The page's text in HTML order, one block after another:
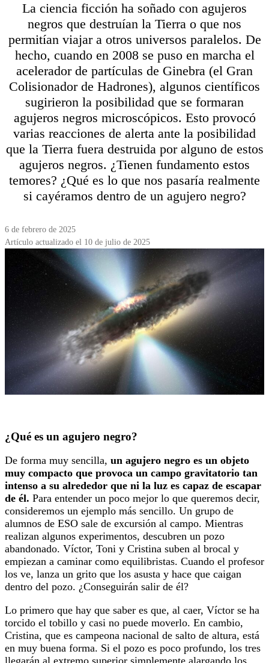
La ciencia ficción ha soñado con agujeros
negros que destruían la Tierra o que nos
permitían viajar a otros universos paralelos. De
hecho, cuando en 2008 se puso en marcha el
acelerador de partículas de Ginebra (el Gran
Colisionador de Hadrones), algunos científicos
sugirieron la posibilidad que se formaran
agujeros negros microscópicos. Esto provocó
varias reacciones de alerta ante la posibilidad
que la Tierra fuera destruida por alguno de estos
agujeros negros. ¿Tienen fundamento estos
temores? ¿Qué es lo que nos pasaría realmente
si cayéramos dentro de un agujero negro?
6 de febrero de 2025
Artículo actualizado el 10 de julio de 2025
¿Qué es un agujero negro?
De forma muy sencilla, un agujero negro es un objeto
muy compacto que provoca un campo gravitatorio tan
intenso a su alrededor que ni la luz es capaz de escapar
de él. Para entender un poco mejor lo que queremos decir,
consideremos un ejemplo más sencillo. Un grupo de
alumnos de ESO sale de excursión al campo. Mientras
realizan algunos experimentos, descubren un pozo
abandonado. Víctor, Toni y Cristina suben al brocal y
empiezan a caminar como equilibristas. Cuando el profesor
los ve, lanza un grito que los asusta y hace que caigan
dentro del pozo. ¿Conseguirán salir de él?
Lo primero que hay que saber es que, al caer, Víctor se ha
torcido el tobillo y casi no puede moverlo. En cambio,
Cristina, que es campeona nacional de salto de altura, está
en muy buena forma. Si el pozo es poco profundo, los tres